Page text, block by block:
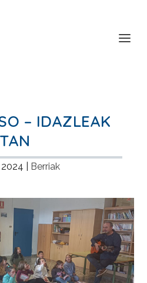
– IDAZLEAK
Berriak